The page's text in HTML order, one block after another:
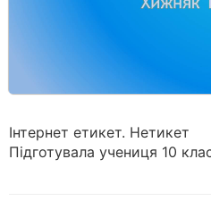
Інтернет етикет. Нетикет
Підготувала учениця 10